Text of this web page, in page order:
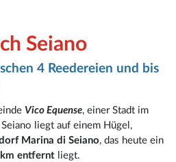
Seiano
4 Reedereien und bis
Vico Equense, einer Stadt im
liegt auf einem Hügel,
Marina di Seiano, das heute ein
entfernt liegt.